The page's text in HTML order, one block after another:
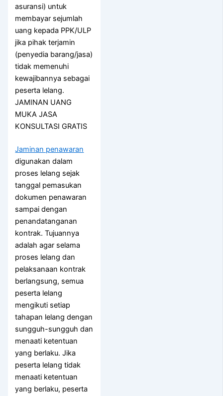
asuransi) untuk
membayar sejumlah
uang kepada PPK/ULP
jika pihak terjamin
(penyedia barang/jasa)
tidak memenuhi
kewajibannya sebagai
peserta lelang.
JAMINAN UANG
MUKA JASA
KONSULTASI GRATIS
Jaminan penawaran
digunakan dalam
proses lelang sejak
tanggal pemasukan
dokumen penawaran
sampai dengan
penandatanganan
kontrak. Tujuannya
adalah agar selama
proses lelang dan
pelaksanaan kontrak
berlangsung, semua
peserta lelang
mengikuti setiap
tahapan lelang dengan
sungguh-sungguh dan
menaati ketentuan
yang berlaku. Jika
peserta lelang tidak
menaati ketentuan
yang berlaku, peserta